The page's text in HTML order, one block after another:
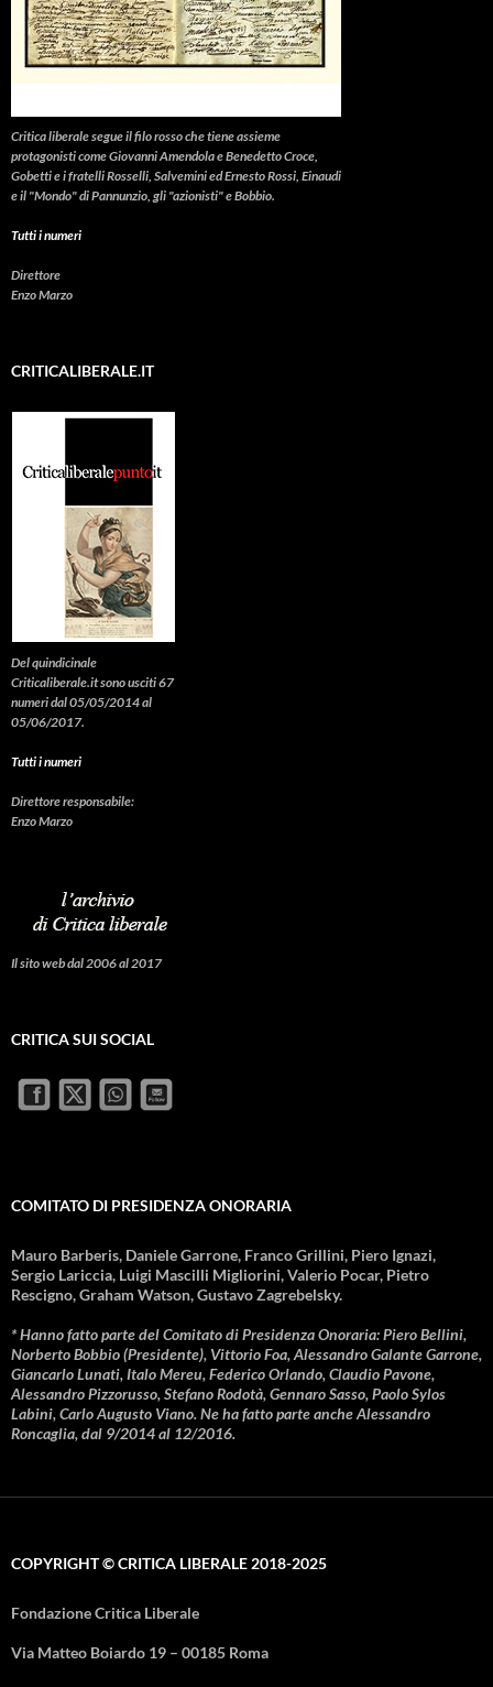
Critica liberalesegue il filo rosso che tiene assieme
protagonisti come Giovanni Amendola e Benedetto Croce,
Gobetti e i fratelli Rosselli, Salvemini ed Ernesto Rossi, Einaudi
e il "Mondo" di Pannunzio, gli "azionisti" e Bobbio.
Tutti i numeri
Direttore
Enzo Marzo
CRITICALIBERALE.IT
Del quindicinale
Criticaliberale.it sono usciti 67
numeri dal 05/05/2014 al
05/06/2017.
Tutti i numeri
Direttore responsabile:
Enzo Marzo
Il sito web dal 2006 al 2017
CRITICA SUI SOCIAL
COMITATO DI PRESIDENZA ONORARIA
Mauro Barberis, Daniele Garrone, Franco Grillini, Piero Ignazi,
Sergio Lariccia, Luigi Mascilli Migliorini, Valerio Pocar, Pietro
Rescigno, Graham Watson, Gustavo Zagrebelsky.
* Hanno fatto parte del Comitato di Presidenza Onoraria: Piero Bellini,
Norberto Bobbio (Presidente), Vittorio Foa, Alessandro Galante Garrone,
Giancarlo Lunati, Italo Mereu, Federico Orlando, Claudio Pavone,
Alessandro Pizzorusso, Stefano Rodotà, Gennaro Sasso, Paolo Sylos
Labini, Carlo Augusto Viano. Ne ha fatto parte anche Alessandro
Roncaglia, dal 9/2014 al 12/2016.
COPYRIGHT © CRITICA LIBERALE 2018-2025
Fondazione Critica Liberale
Via Matteo Boiardo 19 – 00185 Roma